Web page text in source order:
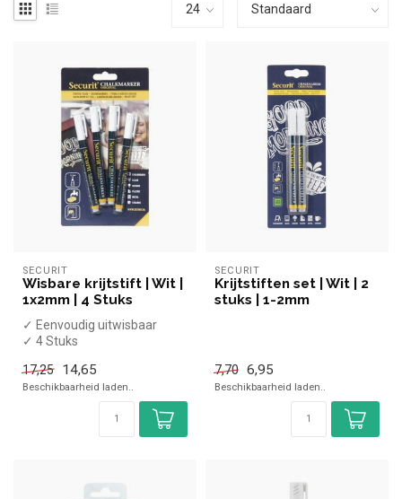
SECURIT
Wisbare krijtstift | Wit |
1x2mm | 4 Stuks
✓ Eenvoudig uitwisbaar
✓ 4 Stuks
✓ Wit
17,25 14,65
Beschikbaarheid laden..
SECURIT
Krijtstiften set | Wit | 2
stuks | 1-2mm
7,70 6,95
Beschikbaarheid laden..